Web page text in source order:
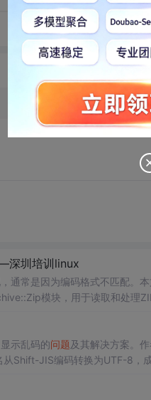
转发到动态 举报
深圳培训linux
通常是因为编码格式不匹配。
模块，用于读取和处理
示乱码的问题及其解决方案。
从Shift-JIS编码转换为UTF-8，